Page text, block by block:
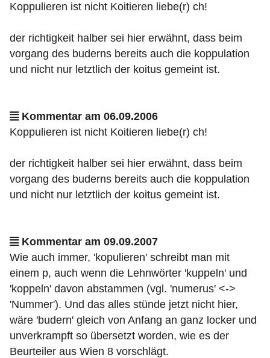
Koppulieren ist nicht Koitieren liebe(r) ch!
der richtigkeit halber sei hier erwähnt, dass beim
vorgang des buderns bereits auch die koppulation
und nicht nur letztlich der koitus gemeint ist.
Kommentar am 06.09.2006
Koppulieren ist nicht Koitieren liebe(r) ch!
der richtigkeit halber sei hier erwähnt, dass beim
vorgang des buderns bereits auch die koppulation
und nicht nur letztlich der koitus gemeint ist.
Kommentar am 09.09.2007
Wie auch immer, 'kopulieren' schreibt man mit
einem p, auch wenn die Lehnwörter 'kuppeln' und
'koppeln' davon abstammen (vgl. 'numerus' <->
'Nummer'). Und das alles stünde jetzt nicht hier,
wäre 'budern' gleich von Anfang an ganz locker und
unverkrampft so übersetzt worden, wie es der
Beurteiler aus Wien 8 vorschlägt.